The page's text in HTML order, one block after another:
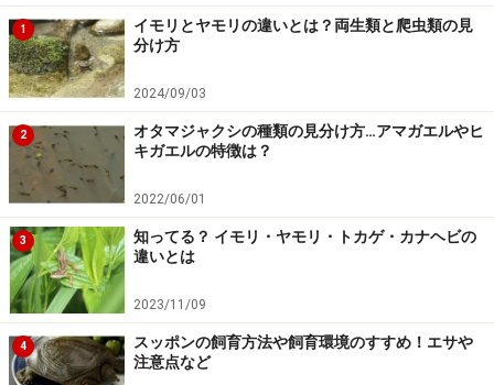
北米大陸の東部に広く分布するイモリ
4亜種程度に分かれている
亜成体期は全身が赤っぽくレッドエフトと呼ばれる
レッドエフトは陸生だが、成体はほぼ水生
比較的、多く流通する
ブチイモリの飼育方法
飼育容器
通常は30から45cm程度のガラス水槽やプラケースでい
いが、必ずしっかりとフタができるものを使う
1
イモリとヤモリの違いとは？両生類と爬虫類の見
分け方
2024/09/03
2
オタマジャクシの種類の見分け方…アマガエルやヒ
キガエルの特徴は？
2022/06/01
3
知ってる？ イモリ・ヤモリ・トカゲ・カナヘビの
違いとは
2023/11/09
4
スッポンの飼育方法や飼育環境のすすめ！エサや
注意点など